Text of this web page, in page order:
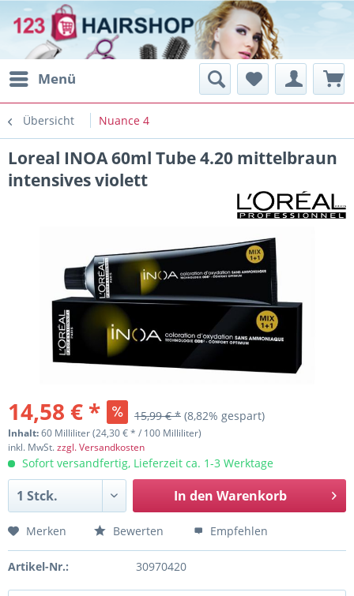
Menü
Übersicht Nuance 4
Loreal INOA 60ml Tube 4.20 mittelbraun
intensives violett
14,58 € * 15,99 € * (8,82% gespart)
Inhalt:60 Milliliter (24,30 € * / 100 Milliliter)
inkl. MwSt.zzgl. Versandkosten
Sofort versandfertig, Lieferzeit ca. 1-3 Werktage
In den Warenkorb
Merken Bewerten Empfehlen
Artikel-Nr.: 30970420